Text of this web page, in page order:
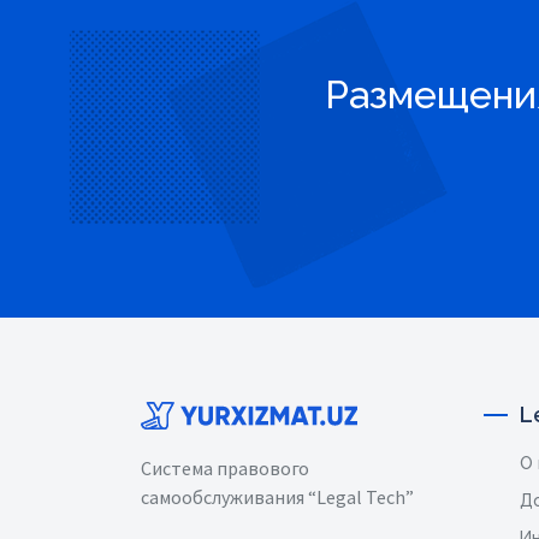
Система правового
самообслуживания “Legal Tech”
О